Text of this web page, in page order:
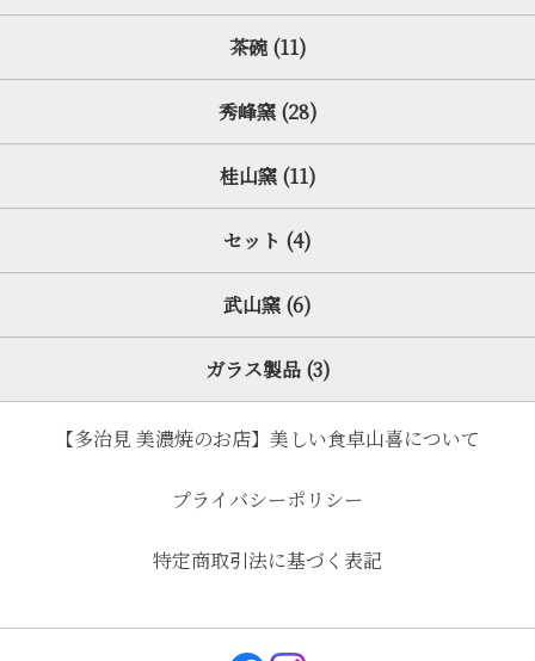
茶碗 (11)
秀峰窯 (28)
桂山窯 (11)
セット (4)
武山窯 (6)
ガラス製品 (3)
【多治見 美濃焼のお店】美しい食卓山喜について
プライバシーポリシー
特定商取引法に基づく表記